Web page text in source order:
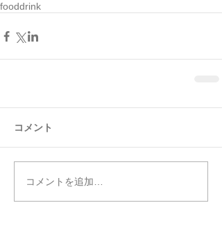
fooddrink
コメント
コメントを追加…